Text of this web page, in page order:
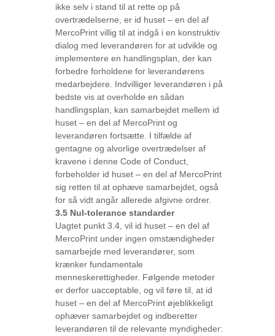
ikke selv i stand til at rette op på
overtrædelserne, er id huset – en del af
MercoPrint villig til at indgå i en konstruktiv
dialog med leverandøren for at udvikle og
implementere en handlingsplan, der kan
forbedre forholdene for leverandørens
medarbejdere. Indvilliger leverandøren i på
bedste vis at overholde en sådan
handlingsplan, kan samarbejdet mellem id
huset – en del af MercoPrint og
leverandøren fortsætte. I tilfælde af
gentagne og alvorlige overtrædelser af
kravene i denne Code of Conduct,
forbeholder id huset – en del af MercoPrint
sig retten til at ophæve samarbejdet, også
for så vidt angår allerede afgivne ordrer.
3.5 Nul-tolerance standarder
Uagtet punkt 3.4, vil id huset – en del af
MercoPrint under ingen omstændigheder
samarbejde med leverandører, som
krænker fundamentale
menneskerettigheder. Følgende metoder
er derfor uacceptable, og vil føre til, at id
huset – en del af MercoPrint øjeblikkeligt
ophæver samarbejdet og indberetter
leverandøren til de relevante myndigheder: